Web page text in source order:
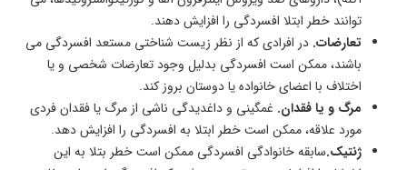
توانند خطر ابتلا افسردگی را افزایش دهند.
تعارضات. در افرادی که از نظر زیست شناختی مستعد افسردگی می
باشند، ممکن است افسردگی بدلیل وجود تعارضات شخصی و یا
اختلاف با اعضای خانواده یا دوستان بروز کند.
مرگ و یا فقدان. غمگینی و داغدیدگی ناشی از مرگ یا فقدان فردی
مورد علاقه، ممکن است خطر ابتلا به افسردگی را افزایش دهد.
ژنتیک.سابقه خانوادگی افسردگی ممکن است خطر بتلا به این